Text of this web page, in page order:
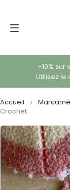
-10% sur
Utilisez
Accueil Marcamé
Crochet